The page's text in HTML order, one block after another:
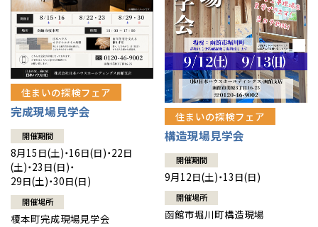
CMギャラリー
採用情報
住まいの探検フェア
完成現場見学会
開催期間
8月15日(土)・16日(日)・22日
(土)・23日(日)・
29日(土)・30日(日)
開催場所
榎本町完成現場見学会
住まいの探検フェア
構造現場見学会
開催期間
9月12日(土)・13日(日)
開催場所
函館市堀川町構造現場